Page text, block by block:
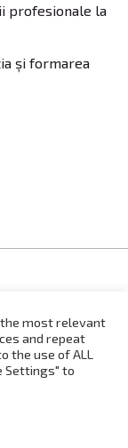
profesionale la
și formarea
strani:
the most relevant
and repeat
the use of ALL
Settings" to